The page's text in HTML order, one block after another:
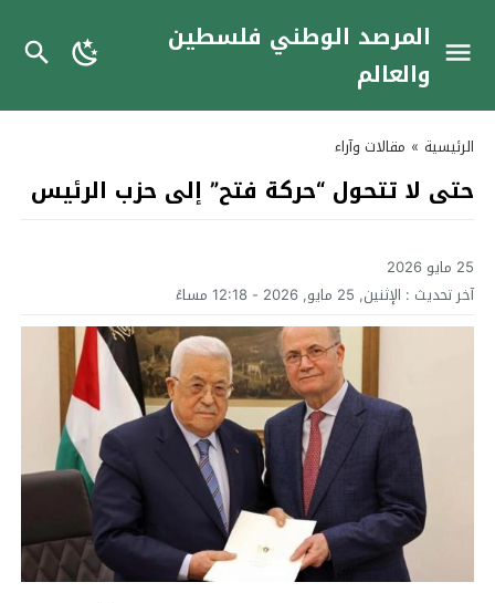
المرصد الوطني فلسطين
والعالم
الرئيسية » مقالات وآراء
حتى لا تتحول “حركة فتح” إلى حزب الرئيس
25 مايو 2026
آخر تحديث : الإثنين, 25 مايو, 2026 - 12:18 مساءً